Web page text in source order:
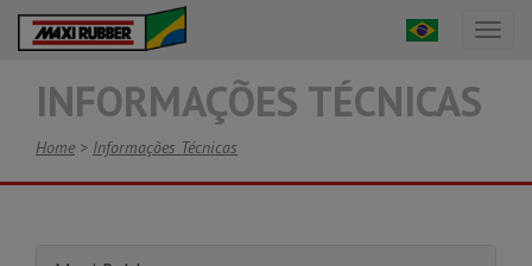
INFORMAÇÕES TÉCNICAS
Home > Informações Técnicas